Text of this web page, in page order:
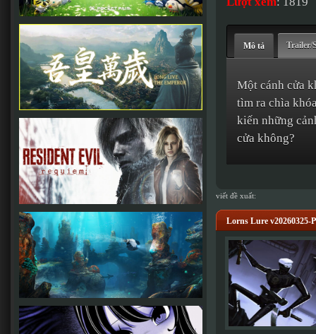
Mô tả Trailer/
Một cánh cửa
tìm ra chìa
kiến ​​những
cửa không?
viết đề xuất:
Lorns Lure v20260325-